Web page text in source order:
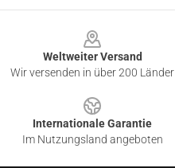
Weltweiter Versand
Wir versenden in über 200 Länder
Internationale Garantie
Im Nutzungsland angeboten